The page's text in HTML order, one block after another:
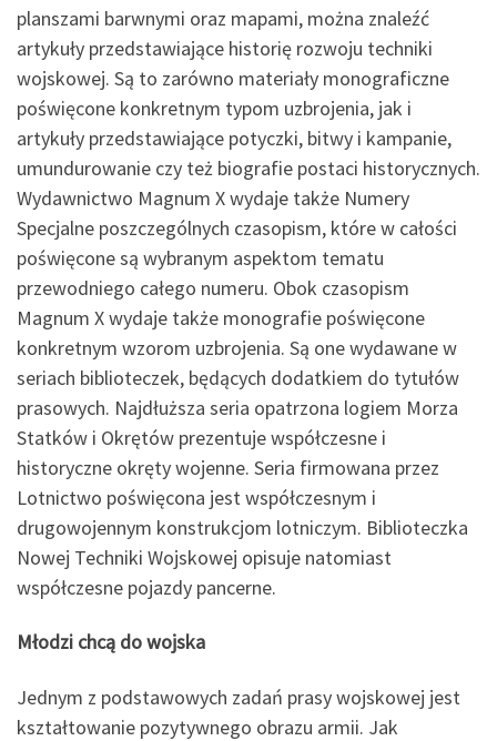
planszami barwnymi oraz mapami, można znaleźć
artykuły przedstawiające historię rozwoju techniki
wojskowej. Są to zarówno materiały monograficzne
poświęcone konkretnym typom uzbrojenia, jak i
artykuły przedstawiające potyczki, bitwy i kampanie,
umundurowanie czy też biografie postaci historycznych.
Wydawnictwo Magnum X wydaje także Numery
Specjalne poszczególnych czasopism, które w całości
poświęcone są wybranym aspektom tematu
przewodniego całego numeru. Obok czasopism
Magnum X wydaje także monografie poświęcone
konkretnym wzorom uzbrojenia. Są one wydawane w
seriach biblioteczek, będących dodatkiem do tytułów
prasowych. Najdłuższa seria opatrzona logiem Morza
Statków i Okrętów prezentuje współczesne i
historyczne okręty wojenne. Seria firmowana przez
Lotnictwo poświęcona jest współczesnym i
drugowojennym konstrukcjom lotniczym. Biblioteczka
Nowej Techniki Wojskowej opisuje natomiast
współczesne pojazdy pancerne.
Młodzi chcą do wojska
Jednym z podstawowych zadań prasy wojskowej jest
kształtowanie pozytywnego obrazu armii. Jak